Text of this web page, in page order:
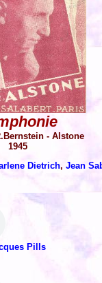
- Alstone
1945
Dietrich, Jean
Pills